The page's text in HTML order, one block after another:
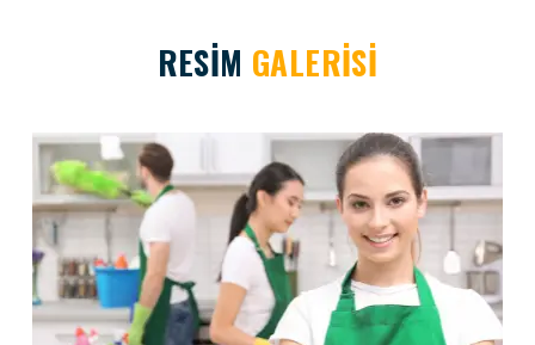
RESİM GALERİSİ